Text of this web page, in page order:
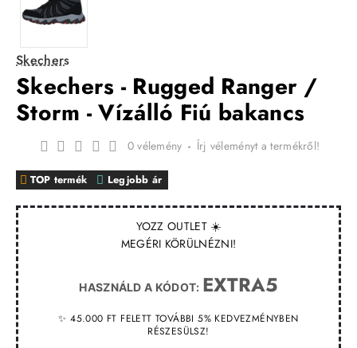
Skechers
Skechers - Rugged Ranger /
Storm - Vízálló Fiú bakancs
YOZZ OUTLET ☀️
MEGÉRI KÖRÜLNÉZNI!
HASZNÁLD A KÓDOT: EXTRA5
✨ 45.000 FT FELETT TOVÁBBI 5% KEDVEZMÉNYBEN
RÉSZESÜLSZ!
TOP termék Legjobb ár
0 vélemény - Írj véleményt a termékről!